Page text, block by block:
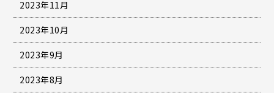
2023年11月
2023年10月
2023年9月
2023年8月